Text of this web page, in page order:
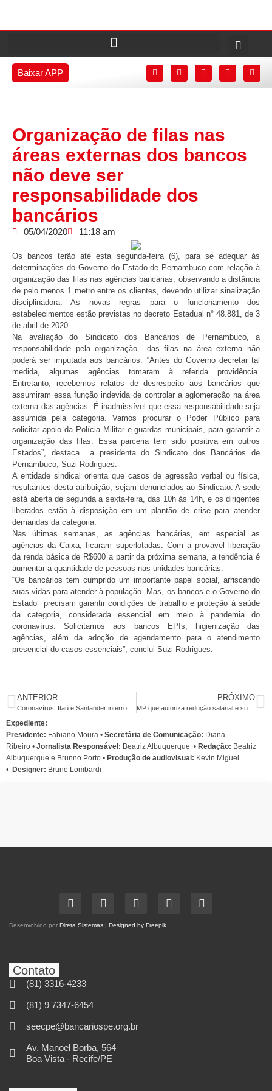
Baixar APP
Organização de filas nas
áreas externas dos bancos
não deve ser
responsabilidade dos
bancários
05/04/2020 11:18 am
Os bancos terão até esta segunda-feira (6), para se adequar às
determinações do Governo do Estado de Pernambuco com relação à
organização das filas nas agências bancárias, observando a distância
de pelo menos 1 metro entre os clientes, devendo utilizar sinalização
disciplinadora. As novas regras para o funcionamento dos
estabelecimentos estão previstas no decreto Estadual n° 48.881, de 3
de abril de 2020.
Na avaliação do Sindicato dos Bancários de Pernambuco, a
responsabilidade pela organização das filas na área externa não
poderá ser imputada aos bancários. “Antes do Governo decretar tal
medida, algumas agências tomaram à referida providência.
Entretanto, recebemos relatos de desrespeito aos bancários que
assumiram essa função indevida de controlar a aglomeração na área
externa das agências. É inadmissível que essa responsabilidade seja
assumida pela categoria. Vamos procurar o Poder Público para
solicitar apoio da Polícia Militar e guardas municipais, para garantir a
organização das filas. Essa parceria tem sido positiva em outros
Estados”, destaca a presidenta do Sindicato dos Bancários de
Pernambuco, Suzi Rodrigues.
A entidade sindical orienta que casos de agressão verbal ou física,
resultantes desta atribuição, sejam denunciados ao Sindicato. A sede
está aberta de segunda a sexta-feira, das 10h às 14h, e os dirigentes
liberados estão à disposição em um plantão de crise para atender
demandas da categoria.
Nas últimas semanas, as agências bancárias, em especial as
agências da Caixa, ficaram superlotadas. Com a provável liberação
da renda básica de R$600 a partir da próxima semana, a tendência é
aumentar a quantidade de pessoas nas unidades bancárias.
“Os bancários tem cumprido um importante papel social, arriscando
suas vidas para atender à população. Mas, os bancos e o Governo do
Estado precisam garantir condições de trabalho e proteção à saúde
da categoria, considerada essencial em meio à pandemia do
coronavírus. Solicitamos aos bancos EPIs, higienização das
agências, além da adoção de agendamento para o atendimento
presencial do casos essenciais”, conclui Suzi Rodrigues.
ANTERIOR PRÓXIMO
MP que autoriza redução salarial e suspensão de contratos é questionável
Expediente:
Presidente: Fabiano Moura • Secretária de Comunicação: Diana
Ribeiro • Jornalista Responsável: Beatriz Albuquerque • Redação: Beatriz
Albuquerque e Brunno Porto • Produção de audiovisual: Kevin Miguel
• Designer: Bruno Lombardi
Desenvolvido por Direta Sistemas Designed by Freepik.
Contato
(81) 3316-4233
(81) 9 7347-6454
seecpe@bancariospe.org.br
Av. Manoel Borba, 564
Boa Vista - Recife/PE